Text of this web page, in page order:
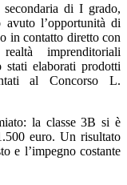
di I grado,
l’opportunità di
in contatto diretto con
imprenditoriali
stati elaborati prodotti
al Concorso L.
la classe 3B si è
euro. Un risultato
e l’impegno costante